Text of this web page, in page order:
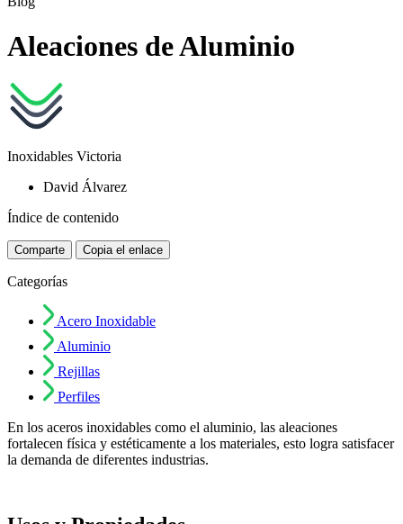
Aleaciones de Aluminio
Inoxidables Victoria
David Álvarez
Índice de contenido
Comparte Copia el enlace
Categorías
Acero Inoxidable
Aluminio
Rejillas
Perfiles
En los aceros inoxidables como el aluminio, las aleaciones
fortalecen física y estéticamente a los materiales, esto logra satisfacer
la demanda de diferentes industrias.